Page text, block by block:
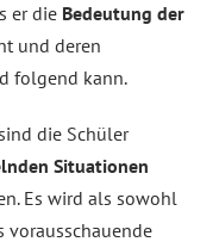
er die Bedeutung der
und deren
folgend kann.
die Schüler
Situationen
Es wird als sowohl
vorausschauende